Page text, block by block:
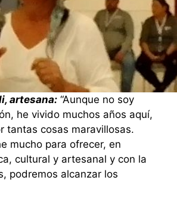
artesana:“Aunque no soy
he vivido muchos años aquí,
tantas cosas maravillosas.
mucho para ofrecer, en
cultural y artesanal y con la
podremos alcanzar los